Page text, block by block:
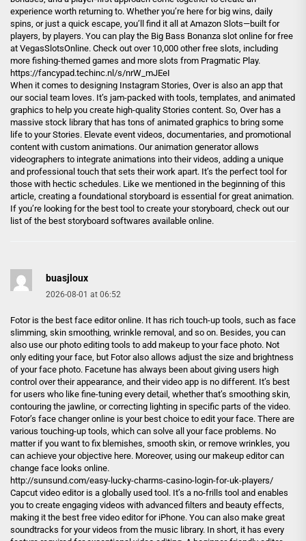
experience worth returning to. Whether you’re here for big wins, daily
spins, or just a quick escape, you’ll find it all at Amazon Slots—built for
players, by players. You can play the Big Bass Bonanza slot online for free
at VegasSlotsOnline. Check out over 10,000 other free slots, including
more fishing-themed games and more slots from Pragmatic Play.
https://fancypad.techinc.nl/s/nrW_mJEeI
When it comes to designing Instagram Stories, Over is also an app that
our social team loves. It’s jam-packed with tools, templates, and animated
graphics to help you create high-quality Stories content. So, Over has a
massive stock library that has tons of animated graphics to bring some
life to your Stories. Elevate event videos, documentaries, and promotional
content with custom animations. Our animation generator allows
videographers to integrate animations into their videos, adding a unique
and professional touch that sets their work apart. It’s the perfect tool for
those with hectic schedules. Like we mentioned in the beginning of this
article, creating a foundational storyboard is essential for great animation.
If you’re looking for the best tool to create your storyboard, check out our
list of the best storyboard softwares available online.
buasjloux
2026-08-01 at 06:52
Fotor is the best face editor online. It has rich touch-up tools, such as face
slimming, skin smoothing, wrinkle removal, and so on. Besides, you can
also use our photo editing tools to add makeup to your face photo. Not
only editing your face, but Fotor also allows adjust the size and brightness
of your face photo. Facetune has always been about giving users high
control over their appearance, and their video app is no different. It’s best
for users who like fine-tuning every detail, whether that’s smoothing skin,
contouring the jawline, or correcting lighting in specific parts of the video.
Fotor’s face changer online is your best choice to edit your face. There are
various touching-up tools, which can solve all your face problems. No
matter if you want to fix blemishes, smooth skin, or remove wrinkles, you
can achieve your objective here. Moreover, using our makeup editor can
change face looks online.
http://sunsund.com/easy-lucky-charms-casino-login-for-uk-players/
Capcut video editor is a globally used tool. It’s a no-frills tool and enables
you to create engaging videos with advanced filters and beauty effects,
making it the best free video editor for iPhone. You can also make great
soundtracks for your videos from the music library. In short, it has every